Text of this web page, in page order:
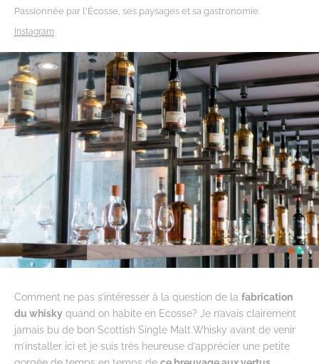
Passionnée par l'Écosse, ses paysages et sa gastronomie.
Instagram
Comment ne pas s’intéresser à la question de la fabrication
du whisky quand on habite en Ecosse? Je n’avais clairement
jamais bu de bon Scottish Single Malt Whisky avant de venir
m’installer ici et je suis très heureuse d’apprécier une petite